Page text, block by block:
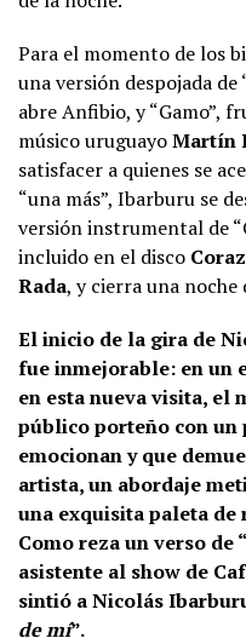
Para el momento de los
una versión despojada
abre Anfibio, y “Gamo”,
músico uruguayoMartín
satisfacer a quienes se
“una más”, Ibarburu se
versión instrumental de
incluido en el disco
Rada, y cierra una
El inicio de la gira de
fue inmejorable: en un
en esta nueva visita, el
público porteño con un
emocionan y que
artista, un abordaje
una exquisita paleta de
Como reza un verso de
asistente al show de
sintió a Nicolás
de mí”.